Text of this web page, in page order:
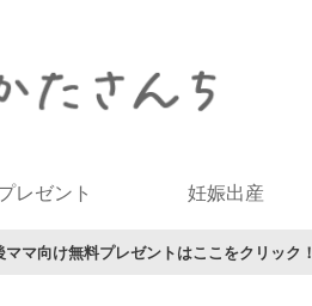
レゼント 妊娠出産
ママ向け無料プレゼントはここをクリック！